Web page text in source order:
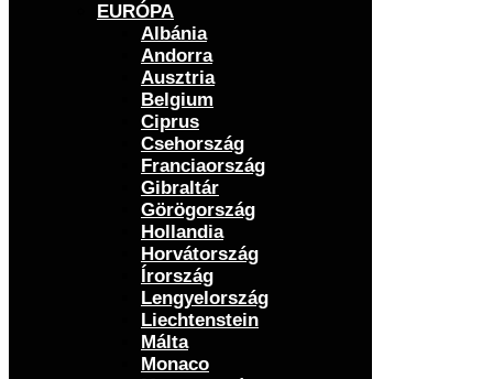
EURÓPA
Albánia
Andorra
Ausztria
Belgium
Ciprus
Csehország
Franciaország
Gibraltár
Görögország
Hollandia
Horvátország
Írország
Lengyelország
Liechtenstein
Málta
Monaco